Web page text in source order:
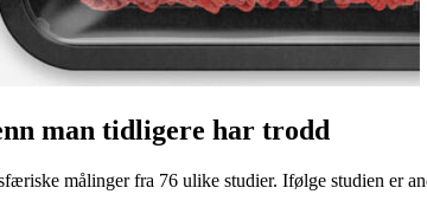
man tidligere har trodd
målinger fra 76 ulike studier. Ifølge studien er